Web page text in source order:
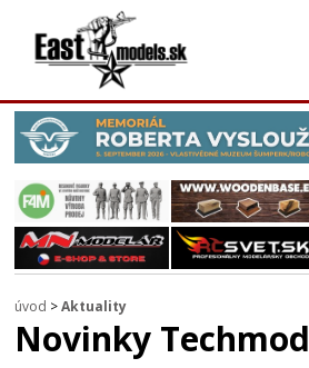
úvod >Aktuality
Novinky Techmod